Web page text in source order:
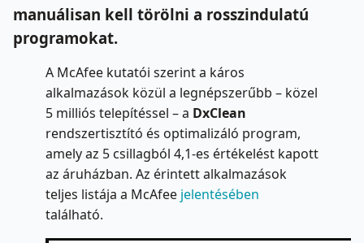
manuálisan kell törölni a rosszindulatú
programokat.
A McAfee kutatói szerint a káros
alkalmazások közül a legnépszerűbb – közel
5 milliós telepítéssel – a DxClean
rendszertisztító és optimalizáló program,
amely az 5 csillagból 4,1-es értékelést kapott
az áruházban. Az érintett alkalmazások
teljes listája a McAfee jelentésében
található.